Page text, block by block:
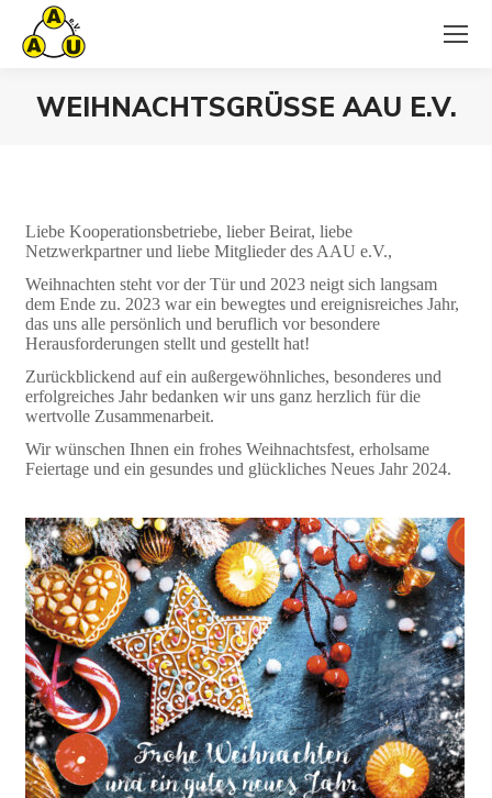
WEIHNACHTSGRÜSSE AAU E.V.
Liebe Kooperationsbetriebe, lieber Beirat, liebe
Netzwerkpartner und liebe Mitglieder des AAU e.V.,
Weihnachten steht vor der Tür und 2023 neigt sich langsam
dem Ende zu. 2023 war ein bewegtes und ereignisreiches Jahr,
das uns alle persönlich und beruflich vor besondere
Herausforderungen stellt und gestellt hat!
Zurückblickend auf ein außergewöhnliches, besonderes und
erfolgreiches Jahr bedanken wir uns ganz herzlich für die
wertvolle Zusammenarbeit.
Wir wünschen Ihnen ein frohes Weihnachtsfest, erholsame
Feiertage und ein gesundes und glückliches Neues Jahr 2024.